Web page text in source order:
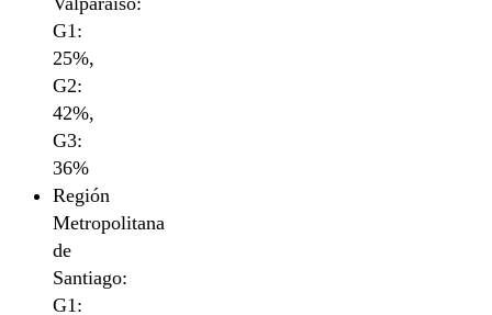
G1:
25%,
G2:
42%,
G3:
36%
Región
Metropolitana
de
Santiago:
G1: